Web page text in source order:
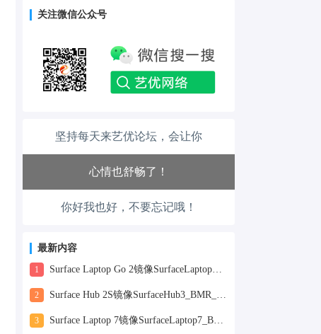
关注微信公众号
坚持每天来艺优论坛，会让你
生活也美好了！
心情也舒畅了！
走路也有劲了！
腰也不酸了！
工作也轻松了！
你好我也好，不要忘记哦！
最新内容
1 Surface Laptop Go 2镜像SurfaceLaptopGo2_BMR_42032_2026.507.11898505.zip网盘下载
2 Surface Hub 2S镜像SurfaceHub3_BMR_155000_2026.420.11870147.zip网盘下载
3 Surface Laptop 7镜像SurfaceLaptop7_BMR_12010_2025.1009.12069254.zip网盘下载